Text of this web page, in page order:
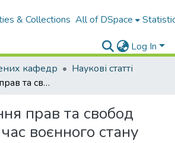
& Collections All of DSpace
Log In
кафедр
Наукові статті
Забезпечення прав та свобод дитини під час воєнного стану
прав та свобод
воєнного стану